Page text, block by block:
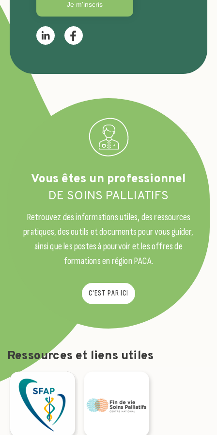
Je m'inscris
Vous êtes un professionnel
DE SOINS PALLIATIFS
Retrouvez des informations utiles, des ressources
pratiques, des outils et documents pour vous guider,
ainsi que les postes à pourvoir et les offres de
formations en région PACA.
C'EST PAR ICI
Ressources et liens utiles